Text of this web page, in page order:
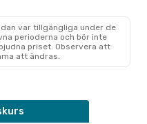
var tillgängliga under de
perioderna och bör inte
priset. Observera att
att ändras.